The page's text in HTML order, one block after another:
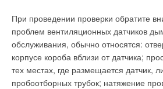
При проведении проверки обратите
проблем вентиляционных датчиков
обслуживания, обычно относятся:
корпусе короба вблизи от датчика;
тех местах, где размещается датчик,
пробоотборных трубок; натяжение